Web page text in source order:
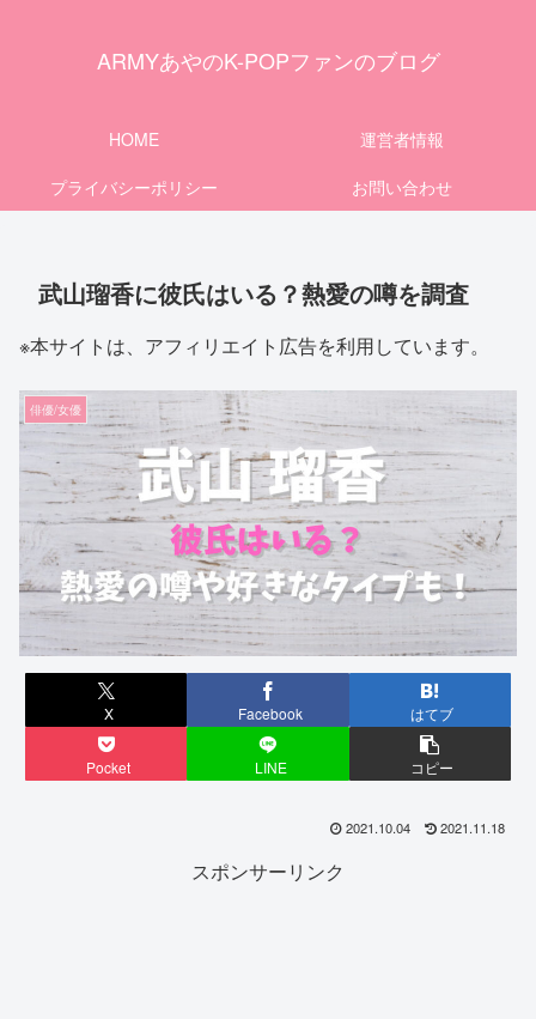
ARMYあやのK-POPファンのブログ
HOME
運営者情報
プライバシーポリシー
お問い合わせ
武山瑠香に彼氏はいる？熱愛の噂を調査
※本サイトは、アフィリエイト広告を利用しています。
俳優/女優
X Facebook はてブ
Pocket LINE コピー
2021.10.04 2021.11.18
スポンサーリンク